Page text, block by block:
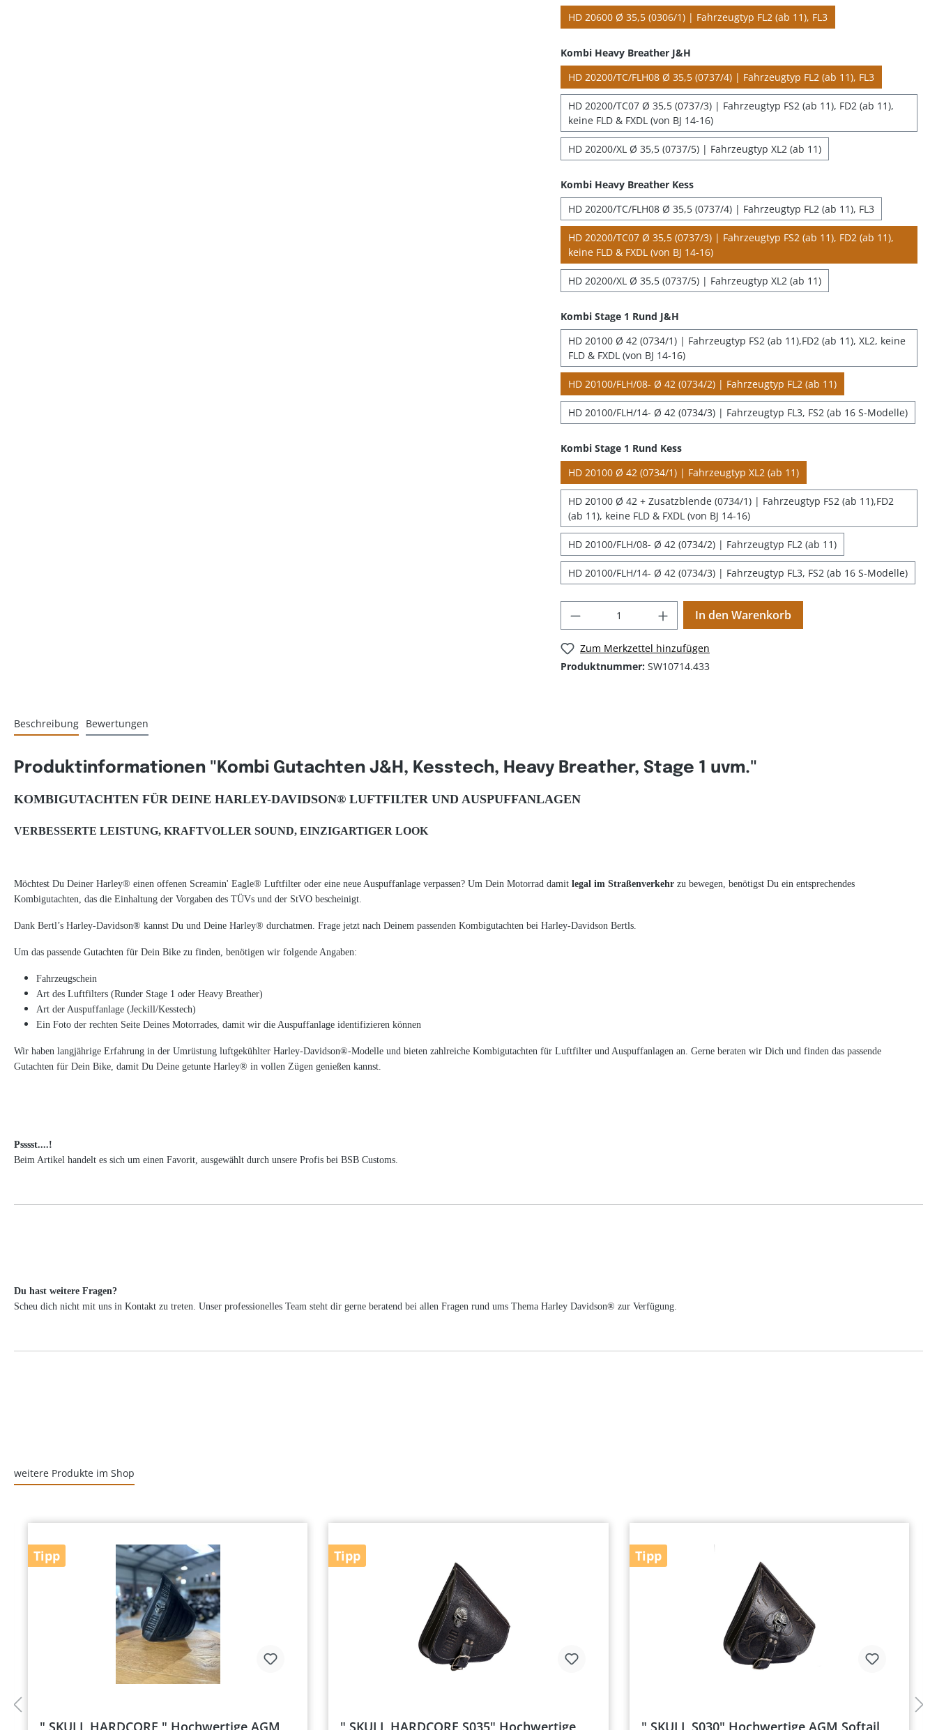
HD 20600 Ø 35,5 (0306/1) | Fahrzeugtyp FL2 (ab 11), FL3
Kombi Heavy Breather J&H
HD 20200/TC/FLH08 Ø 35,5 (0737/4) | Fahrzeugtyp FL2 (ab 11), FL3
HD 20200/TC07 Ø 35,5 (0737/3) | Fahrzeugtyp FS2 (ab 11), FD2 (ab 11),
keine FLD & FXDL (von BJ 14-16)
HD 20200/XL Ø 35,5 (0737/5) | Fahrzeugtyp XL2 (ab 11)
Kombi Heavy Breather Kess
HD 20200/TC/FLH08 Ø 35,5 (0737/4) | Fahrzeugtyp FL2 (ab 11), FL3
HD 20200/TC07 Ø 35,5 (0737/3) | Fahrzeugtyp FS2 (ab 11), FD2 (ab 11),
keine FLD & FXDL (von BJ 14-16)
HD 20200/XL Ø 35,5 (0737/5) | Fahrzeugtyp XL2 (ab 11)
Kombi Stage 1 Rund J&H
HD 20100 Ø 42 (0734/1) | Fahrzeugtyp FS2 (ab 11),FD2 (ab 11), XL2, keine
FLD & FXDL (von BJ 14-16)
HD 20100/FLH/08- Ø 42 (0734/2) | Fahrzeugtyp FL2 (ab 11)
HD 20100/FLH/14- Ø 42 (0734/3) | Fahrzeugtyp FL3, FS2 (ab 16 S-Modelle)
Kombi Stage 1 Rund Kess
HD 20100 Ø 42 (0734/1) | Fahrzeugtyp XL2 (ab 11)
HD 20100 Ø 42 + Zusatzblende (0734/1) | Fahrzeugtyp FS2 (ab 11),FD2
(ab 11), keine FLD & FXDL (von BJ 14-16)
HD 20100/FLH/08- Ø 42 (0734/2) | Fahrzeugtyp FL2 (ab 11)
HD 20100/FLH/14- Ø 42 (0734/3) | Fahrzeugtyp FL3, FS2 (ab 16 S-Modelle)
In den Warenkorb
Zum Merkzettel hinzufügen
Produktnummer: SW10714.433
Beschreibung Bewertungen
Produktinformationen "Kombi Gutachten J&H, Kesstech, Heavy Breather, Stage 1 uvm."
KOMBIGUTACHTEN FÜR DEINE HARLEY-DAVIDSON® LUFTFILTER UND AUSPUFFANLAGEN
VERBESSERTE LEISTUNG, KRAFTVOLLER SOUND, EINZIGARTIGER LOOK
Möchtest Du Deiner Harley® einen offenen Screamin' Eagle® Luftfilter oder eine neue Auspuffanlage verpassen? Um Dein Motorrad damit legal im Straßenverkehr zu bewegen, benötigst Du ein entsprechendes
Kombigutachten, das die Einhaltung der Vorgaben des TÜVs und der StVO bescheinigt.
Dank Bertl’s Harley-Davidson® kannst Du und Deine Harley® durchatmen. Frage jetzt nach Deinem passenden Kombigutachten bei Harley-Davidson Bertls.
Um das passende Gutachten für Dein Bike zu finden, benötigen wir folgende Angaben:
Fahrzeugschein
Art des Luftfilters (Runder Stage 1 oder Heavy Breather)
Art der Auspuffanlage (Jeckill/Kesstech)
Ein Foto der rechten Seite Deines Motorrades, damit wir die Auspuffanlage identifizieren können
Wir haben langjährige Erfahrung in der Umrüstung luftgekühlter Harley-Davidson®-Modelle und bieten zahlreiche Kombigutachten für Luftfilter und Auspuffanlagen an. Gerne beraten wir Dich und finden das passende
Gutachten für Dein Bike, damit Du Deine getunte Harley® in vollen Zügen genießen kannst.
Psssst....!
Beim Artikel handelt es sich um einen Favorit, ausgewählt durch unsere Profis bei BSB Customs.
Du hast weitere Fragen?
Scheu dich nicht mit uns in Kontakt zu treten. Unser professionelles Team steht dir gerne beratend bei allen Fragen rund ums Thema Harley Davidson® zur Verfügung.
weitere Produkte im Shop
Tipp
" SKULL HARDCORE " Hochwertige AGM
Tipp
" SKULL HARDCORE S035" Hochwertige
Tipp
" SKULL S030" Hochwertige AGM Softail